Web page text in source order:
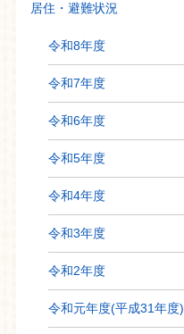
居住・避難状況
令和8年度
令和7年度
令和6年度
令和5年度
令和4年度
令和3年度
令和2年度
令和元年度(平成31年度)